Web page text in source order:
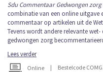
Sdu Commentaar Gedwongen zorg
combinatie van een online uitgave
commentaar op artikelen uit de
Tevens wordt andere relevante
gedwongen zorg
Lees verder
Online | Bestelcode